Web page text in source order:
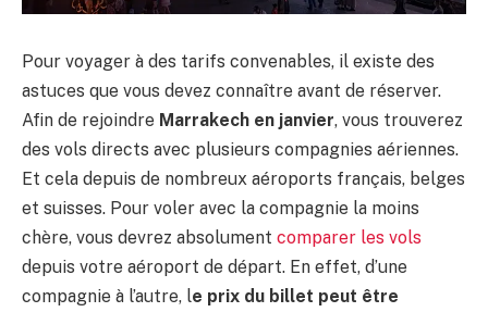
Pour voyager à des tarifs convenables, il existe des
astuces que vous devez connaître avant de réserver.
Afin de rejoindre Marrakech en janvier, vous trouverez
des vols directs avec plusieurs compagnies aériennes.
Et cela depuis de nombreux aéroports français, belges
et suisses. Pour voler avec la compagnie la moins
chère, vous devrez absolument comparer les vols
depuis votre aéroport de départ. En effet, d’une
compagnie à l’autre, le prix du billet peut être